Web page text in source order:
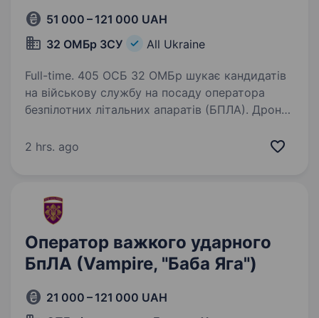
51 000 – 121 000 UAH
32 ОМБр ЗСУ
All Ukraine
Full-time. 405 ОСБ 32 ОМБр шукає кандидатів
на військову службу на посаду оператора
безпілотних літальних апаратів (БПЛА). Дрони
військових операціях, створюючи нові
2 hrs. ago
Оператор важкого ударного
БпЛА (Vampire, "Баба Яга")
21 000 – 121 000 UAH